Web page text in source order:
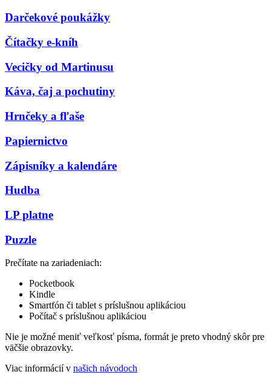
Darčekové poukážky
Čítačky e-kníh
Vecičky od Martinusu
Káva, čaj a pochutiny
Hrnčeky a fľaše
Papiernictvo
Zápisníky a kalendáre
Hudba
LP platne
Puzzle
Prečítate na zariadeniach:
Pocketbook
Kindle
Smartfón či tablet s príslušnou aplikáciou
Počítač s príslušnou aplikáciou
Nie je možné meniť veľkosť písma, formát je preto vhodný skôr pre
väčšie obrazovky.
Viac informácií v našich návodoch